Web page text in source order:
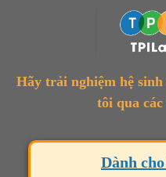
Hãy trải nghiệm hệ
tôi qua
Dành